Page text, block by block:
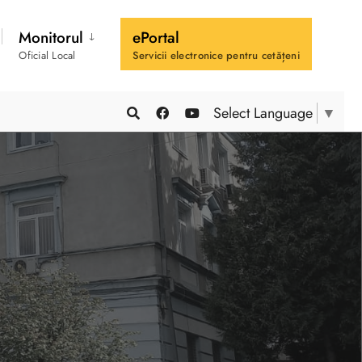
Monitorul
Oficial Local
ePortal
Servicii electronice pentru cetățeni
Select Language ▼